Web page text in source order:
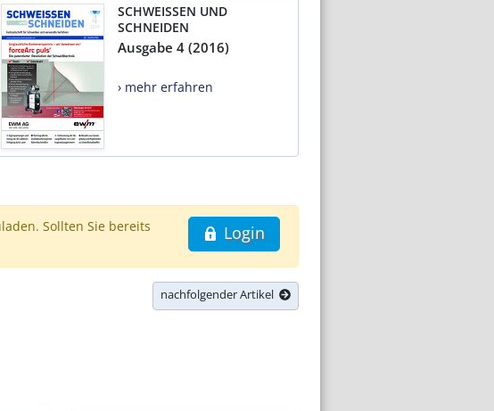
SCHWEISSEN UND
SCHNEIDEN
Ausgabe 4 (2016)
› mehr erfahren
Login
Sollten Sie bereits
nachfolgender Artikel